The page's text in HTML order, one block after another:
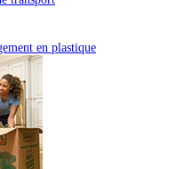
en plastique